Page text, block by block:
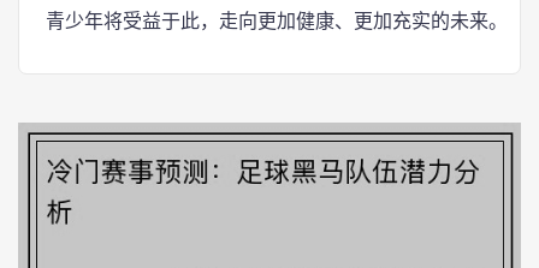
青少年将受益于此，走向更加健康、更加充实的未来。